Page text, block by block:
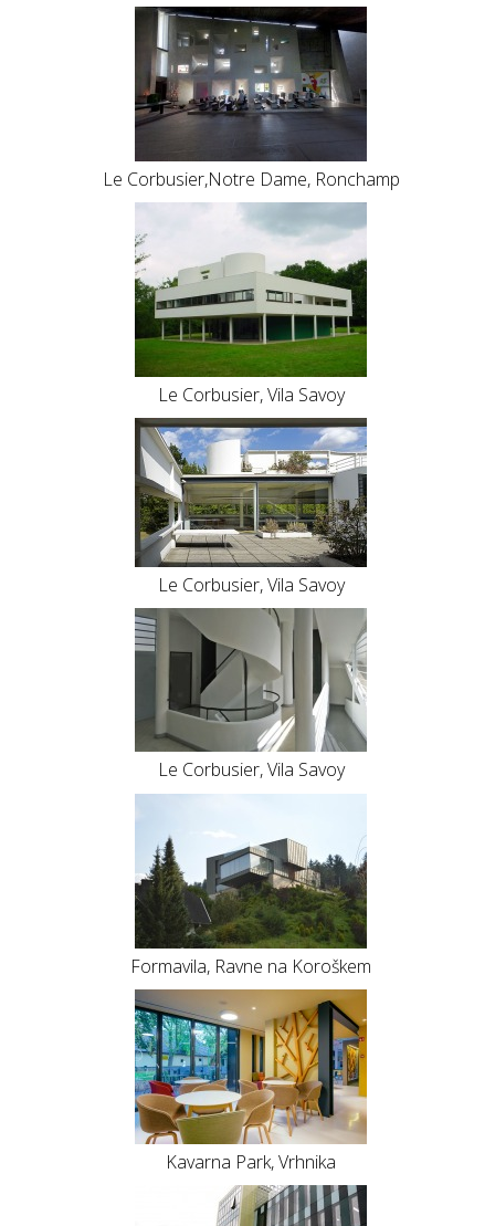
Le Corbusier,Notre Dame, Ronchamp
Le Corbusier, Vila Savoy
Le Corbusier, Vila Savoy
Le Corbusier, Vila Savoy
Formavila, Ravne na Koroškem
Kavarna Park, Vrhnika